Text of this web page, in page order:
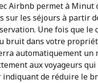
Airbnb permet à Minut
sur les séjours à partir
Une fois que le
bruit dans votre
automatiquement un
aux voyageurs qui
de réduire le